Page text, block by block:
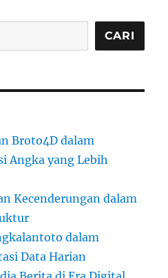
CARI
Broto4D dalam
Angka yang Lebih
Kecenderungan dalam
dalam
Data Harian